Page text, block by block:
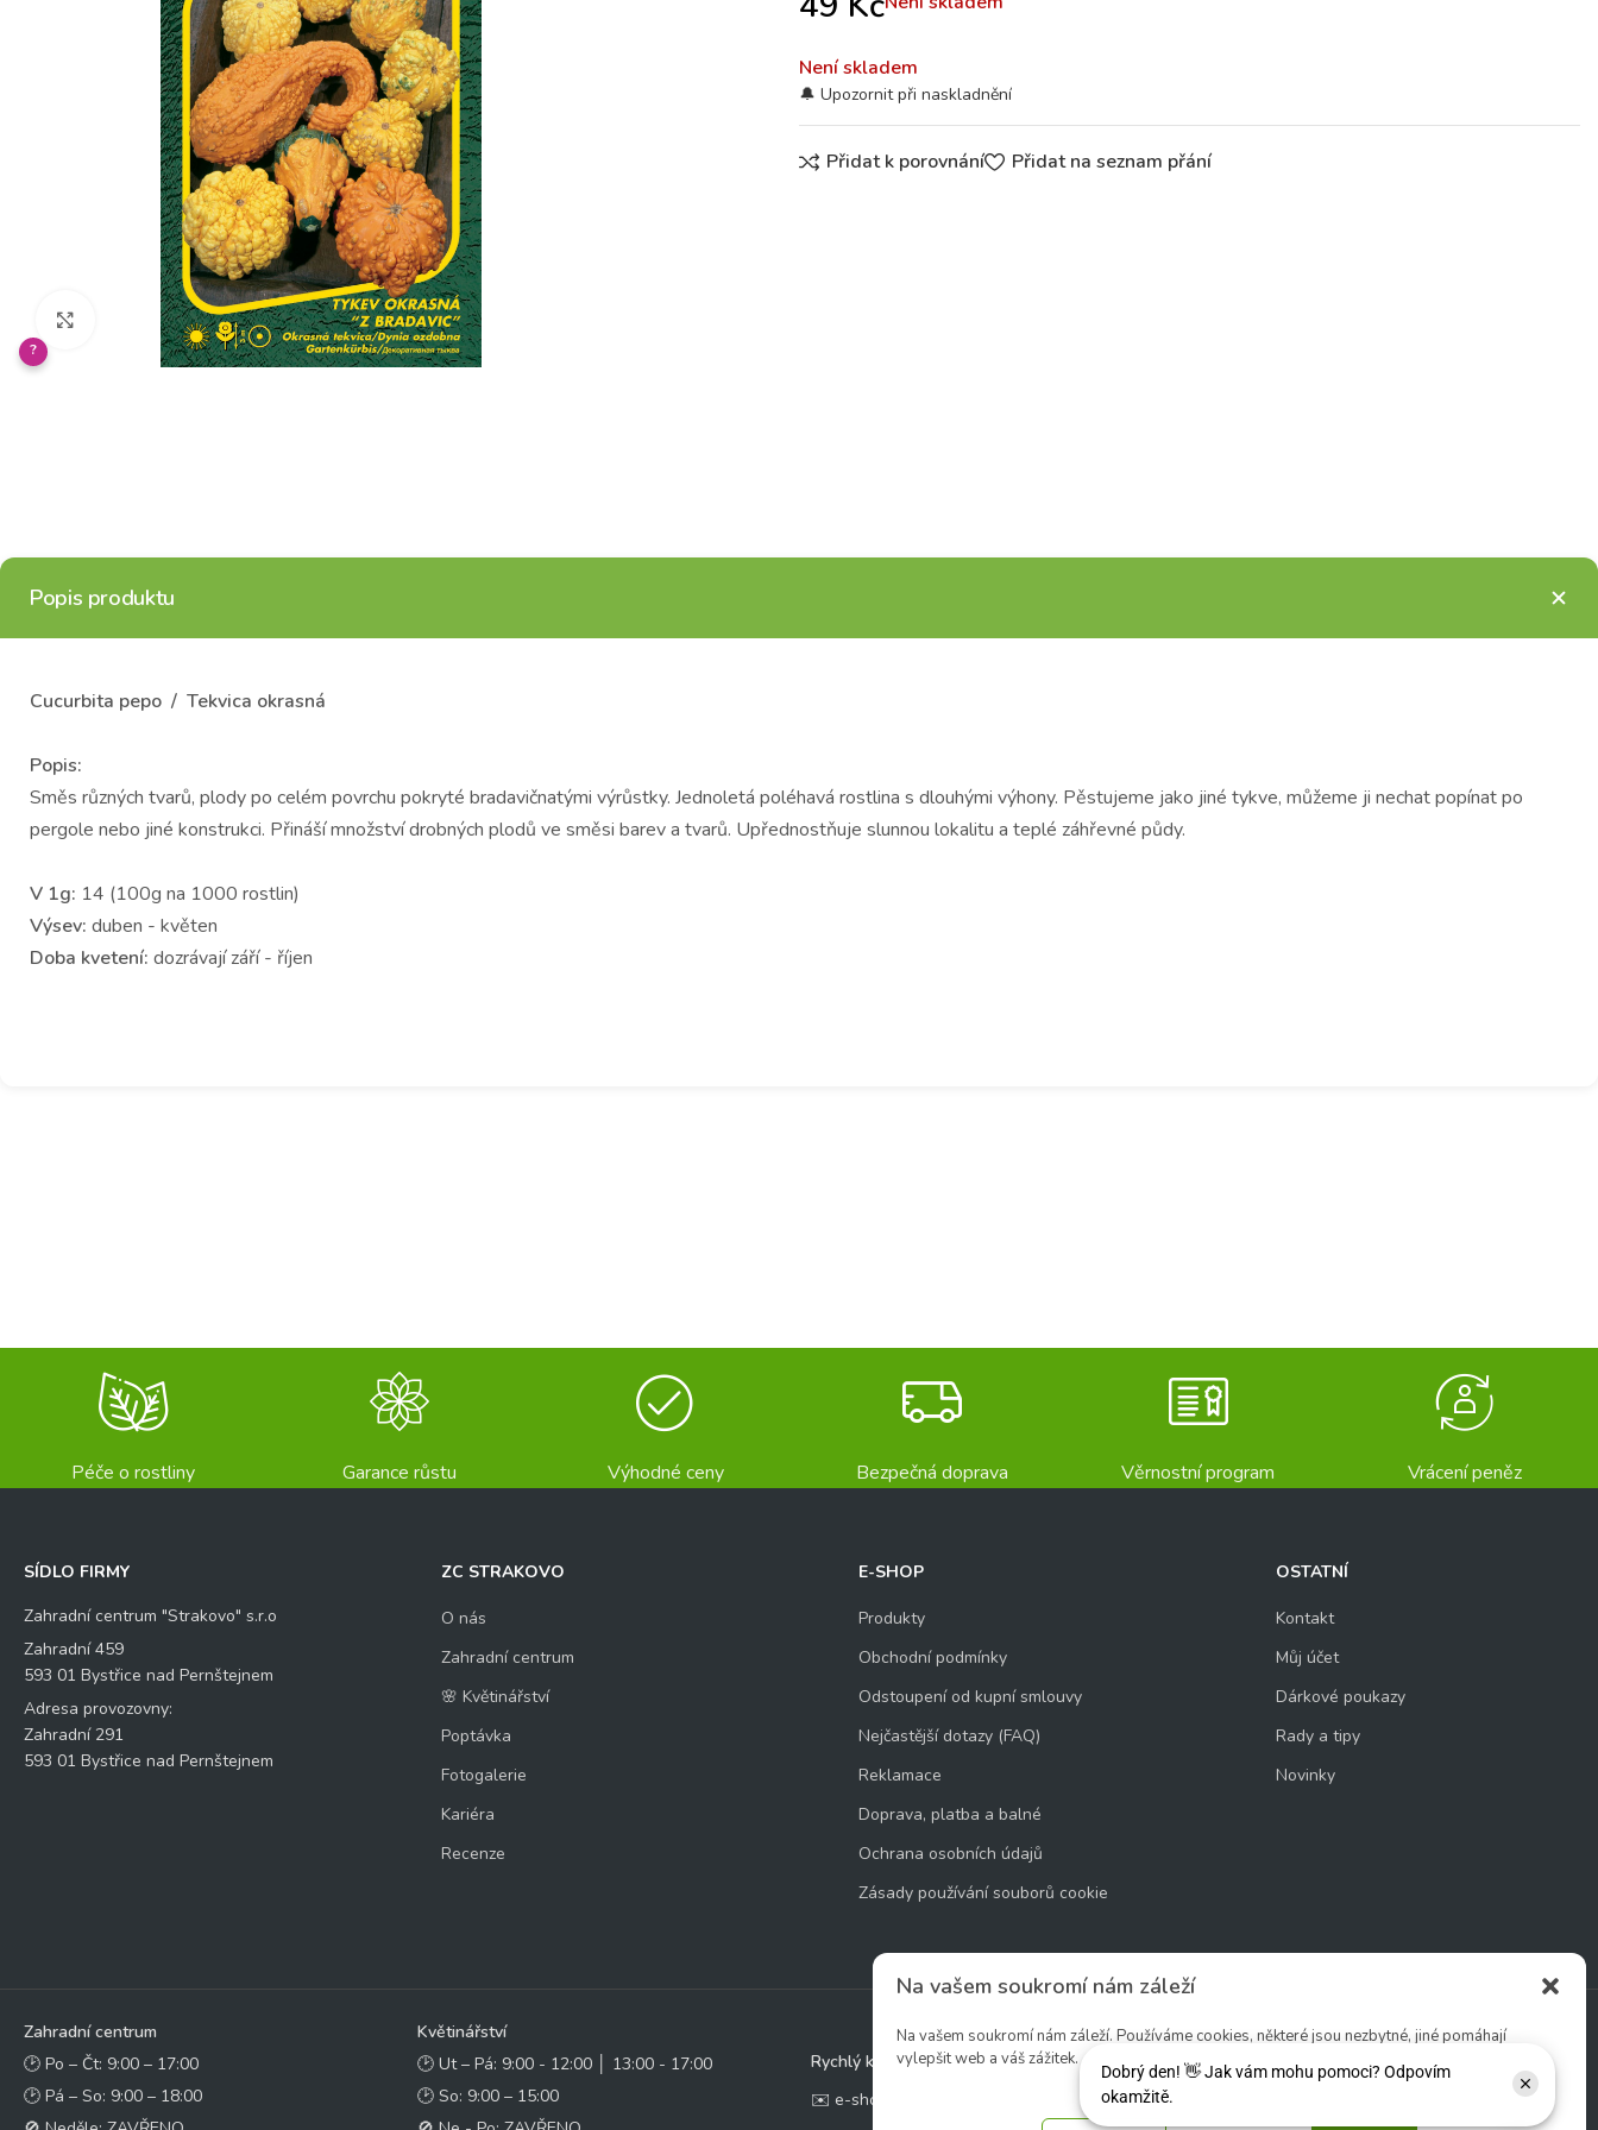
Na vašem soukromí nám záleží
Na vašem soukromí nám záleží. Používáme cookies, některé jsou nezbytné, jiné pomáhají
vylepšit web a váš zážitek.
Klikněte pro zvětšení
?
Není skladem
Přidat k porovnání Přidat na seznam přání
Popis produktu
Cucurbita pepo / Tekvica okrasná
Popis:
Směs různých tvarů, plody po celém povrchu pokryté bradavičnatými výrůstky. Jednoletá poléhavá rostlina s dlouhými výhony. Pěstujeme jako jiné tykve, můžeme ji nechat popínat po
pergole nebo jiné konstrukci. Přináší množství drobných plodů ve směsi barev a tvarů. Upřednostňuje slunnou lokalitu a teplé záhřevné půdy.
V 1g: 14 (100g na 1000 rostlin)
Výsev: duben - květen
Doba kvetení: dozrávají září - říjen
Péče o rostliny Garance růstu Výhodné ceny Bezpečná doprava Věrnostní program Vrácení peněz
SÍDLO FIRMY
Zahradní centrum "Strakovo" s.r.o
Zahradní 459
593 01 Bystřice nad Pernštejnem
Adresa provozovny:
Zahradní 291
593 01 Bystřice nad Pernštejnem
ZC STRAKOVO
O nás
Zahradní centrum
🌸 Květinářství
Poptávka
Fotogalerie
Kariéra
Recenze
E-SHOP
Produkty
Obchodní podmínky
Odstoupení od kupní smlouvy
Nejčastější dotazy (FAQ)
Reklamace
Doprava, platba a balné
Ochrana osobních údajů
Zásady používání souborů cookie
OSTATNÍ
Kontakt
Můj účet
Dárkové poukazy
Rady a tipy
Novinky
Zahradní centrum
🕑 Po – Čt: 9:00 – 17:00
🕑 Pá – So: 9:00 – 18:00
Květinářství
🕑 Ut – Pá: 9:00 - 12:00 │ 13:00 - 17:00
🕑 So: 9:00 – 15:00
Rychlý kontakt:
✉️ e-shop@zcstrakovo.cz
Sledujte nás: